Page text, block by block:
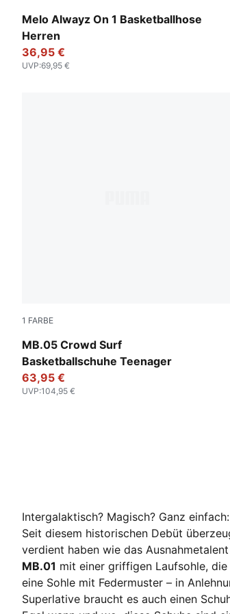
Melo Alwayz On 1 Basketballhose
Herren
PUMA Black-Glowing Red
36,95 €
UVP:69,95 €
1 FARBE
MB.05 Crowd Surf
Basketballschuhe Teenager
PUMA Red-Magenta Gleam-Fluro
63,95 €
UVP:104,95 €
Intergalaktisch? Magisch? Ganz
Seit diesem historischen Debüt
verdient haben wie das
MB.01 mit einer griffigen Laufsohle,
eine Sohle mit Federmuster – in
Superlative braucht es auch einen